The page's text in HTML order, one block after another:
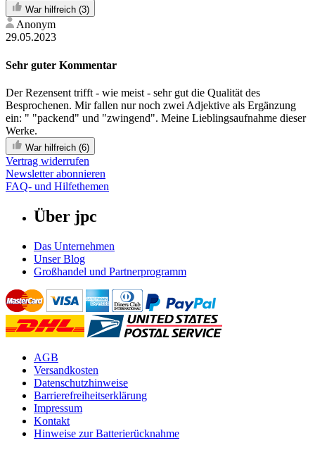
War hilfreich (3)
Anonym
29.05.2023
Sehr guter Kommentar
Der Rezensent trifft - wie meist - sehr gut die Qualität des
Besprochenen. Mir fallen nur noch zwei Adjektive als Ergänzung
ein: " "packend" und "zwingend". Meine Lieblingsaufnahme dieser
Werke.
War hilfreich (6)
Vertrag widerrufen
Newsletter abonnieren
FAQ- und Hilfethemen
Über jpc
Das Unternehmen
Unser Blog
Großhandel und Partnerprogramm
AGB
Versandkosten
Datenschutzhinweise
Barrierefreiheitserklärung
Impressum
Kontakt
Hinweise zur Batterierücknahme